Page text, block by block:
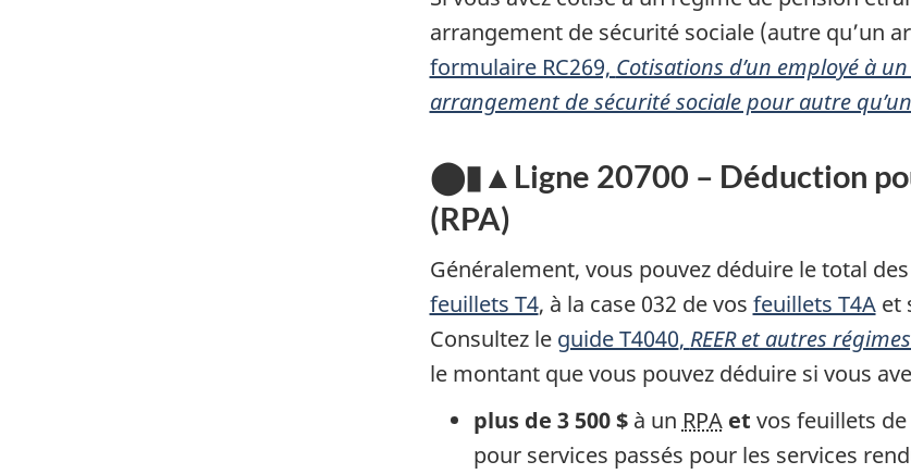
arrangement de sécurité sociale (autre qu’un
formulaire RC269, Cotisations d’un employé à
arrangement de sécurité sociale pour autre
⬤▮▲Ligne 20700 – Déduction
(RPA)
Généralement, vous pouvez déduire le total
feuillets T4, à la case 032 de vos feuillets T4Aet
Consultez le guide T4040, REER et autres
le montant que vous pouvez déduire si vous
plus de 3 500 $à un RPA et vos feuillets
pour services passés pour les services